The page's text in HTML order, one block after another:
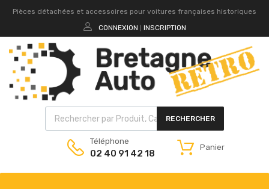
Pièces détachées et accessoires pour voitures françaises historiques
CONNEXION
INSCRIPTION
RECHERCHER
Téléphone
02 40 91 42 18
Panier